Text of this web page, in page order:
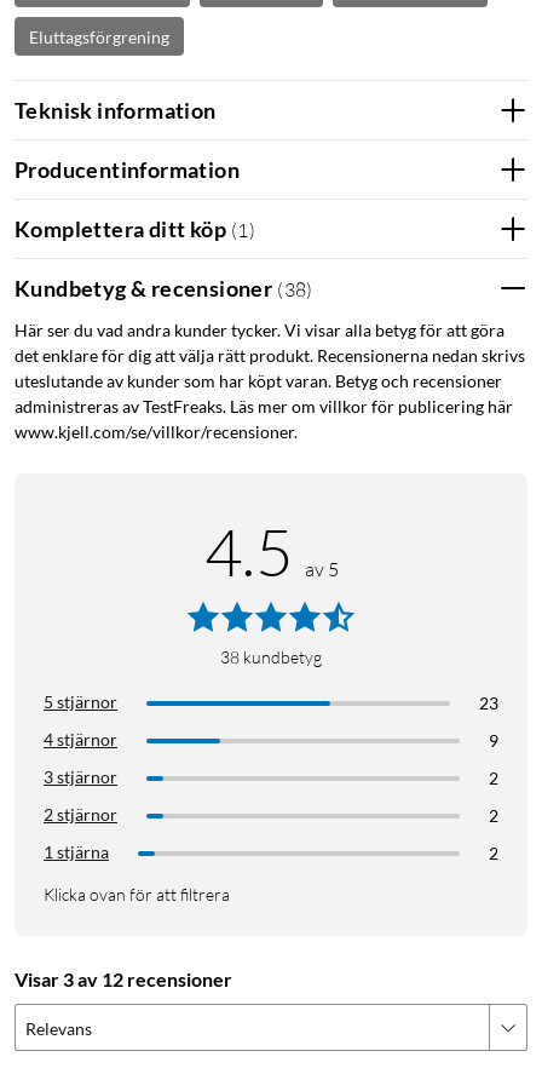
Eluttagsförgrening
Teknisk information
Producentinformation
Komplettera ditt köp (1 )
Kundbetyg & recensioner (38)
Här ser du vad andra kunder tycker. Vi visar alla betyg för att göra
det enklare för dig att välja rätt produkt. Recensionerna nedan skrivs
uteslutande av kunder som har köpt varan. Betyg och recensioner
administreras av TestFreaks. Läs mer om villkor för publicering här
www.kjell.com/se/villkor/recensioner.
4.5 av 5
38 kundbetyg
5 stjärnor
23
4 stjärnor
9
3 stjärnor
2
2 stjärnor
2
1 stjärna
2
Klicka ovan för att filtrera
Visar 3 av 12 recensioner
Relevans